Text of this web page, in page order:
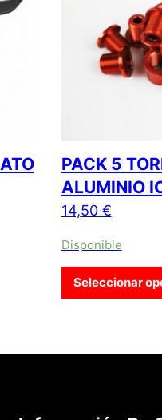
opciones se pueden elegir
PACK 5
ALUMINIO
14,50 €
Disponible
Seleccionar